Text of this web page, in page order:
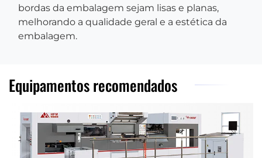
bordas da embalagem sejam lisas e planas,
melhorando a qualidade geral e a estética da
embalagem.
Equipamentos recomendados